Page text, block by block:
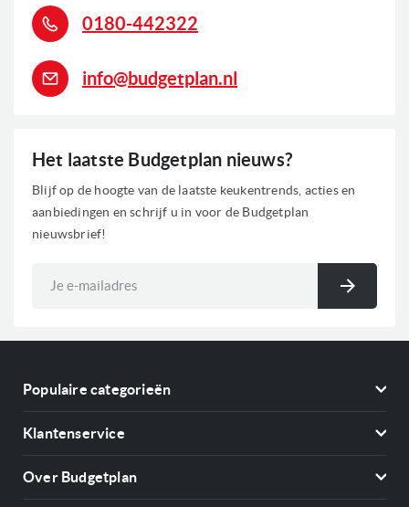
Het laatste Budgetplan nieuws?
Blijf op de hoogte van de laatste keukentrends, acties en
aanbiedingen en schrijf u in voor de Budgetplan
nieuwsbrief!
0180-442322
info@budgetplan.nl
Populaire categorieën
Kookplaten
Afzuigkappen
Klantenservice
Over Budgetplan